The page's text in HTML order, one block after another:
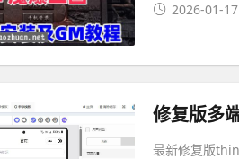
2026-01-17
修复版多
最新修复版